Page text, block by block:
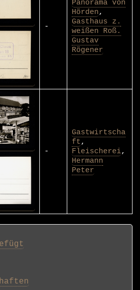
-
Panorama von
Hörden,
Gasthaus z.
weißen Roß.
Gustav
Rögener
-
Gastwirtscha
ft,
Fleischerei,
Hermann
Peter